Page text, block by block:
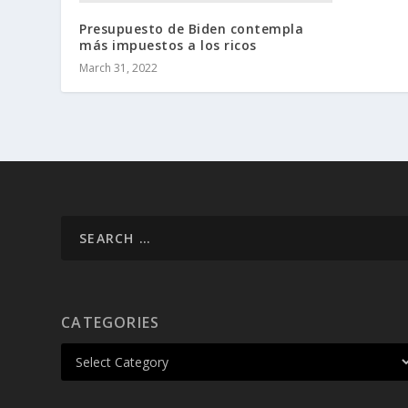
Presupuesto de Biden contempla
más impuestos a los ricos
March 31, 2022
CATEGORIES